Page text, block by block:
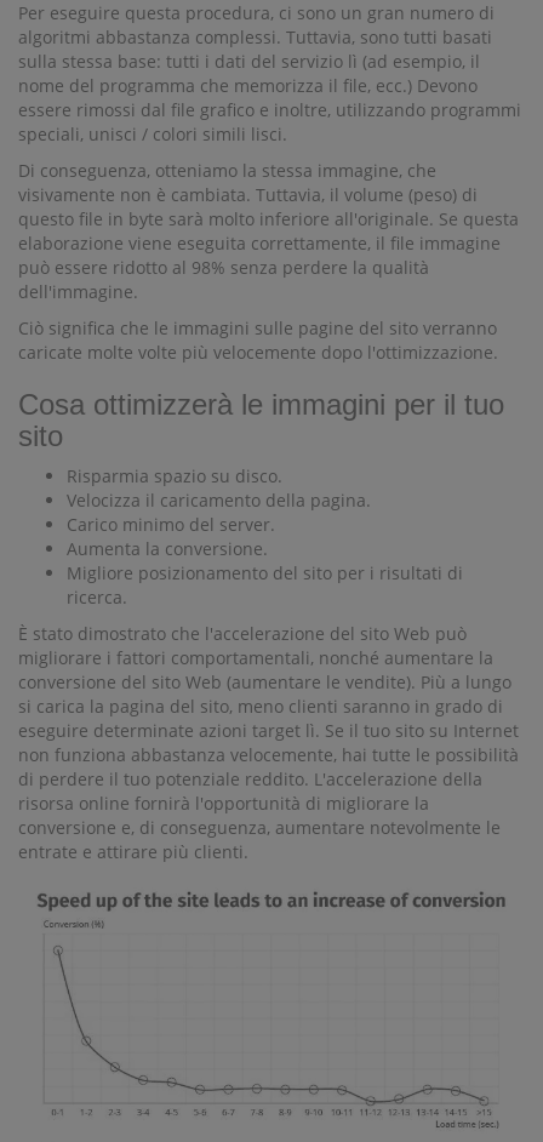
Per eseguire questa procedura, ci sono un gran numero di
algoritmi abbastanza complessi. Tuttavia, sono tutti basati
sulla stessa base: tutti i dati del servizio lì (ad esempio, il
nome del programma che memorizza il file, ecc.) Devono
essere rimossi dal file grafico e inoltre, utilizzando programmi
speciali, unisci / colori simili lisci.
Di conseguenza, otteniamo la stessa immagine, che
visivamente non è cambiata. Tuttavia, il volume (peso) di
questo file in byte sarà molto inferiore all'originale. Se questa
elaborazione viene eseguita correttamente, il file immagine
può essere ridotto al 98% senza perdere la qualità
dell'immagine.
Ciò significa che le immagini sulle pagine del sito verranno
caricate molte volte più velocemente dopo l'ottimizzazione.
Cosa ottimizzerà le immagini per il tuo
sito
Risparmia spazio su disco.
Velocizza il caricamento della pagina.
Carico minimo del server.
Aumenta la conversione.
Migliore posizionamento del sito per i risultati di
ricerca.
È stato dimostrato che l'accelerazione del sito Web può
migliorare i fattori comportamentali, nonché aumentare la
conversione del sito Web (aumentare le vendite). Più a lungo
si carica la pagina del sito, meno clienti saranno in grado di
eseguire determinate azioni target lì. Se il tuo sito su Internet
non funziona abbastanza velocemente, hai tutte le possibilità
di perdere il tuo potenziale reddito. L'accelerazione della
risorsa online fornirà l'opportunità di migliorare la
conversione e, di conseguenza, aumentare notevolmente le
entrate e attirare più clienti.